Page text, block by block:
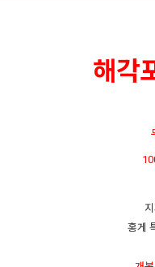
해각
홍게